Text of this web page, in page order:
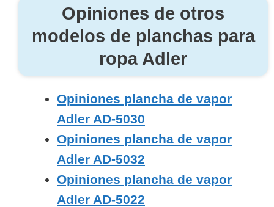
Opiniones de otros
modelos de planchas para
ropa Adler
Opiniones plancha de vapor
Adler AD-5030
Opiniones plancha de vapor
Adler AD-5032
Opiniones plancha de vapor
Adler AD-5022